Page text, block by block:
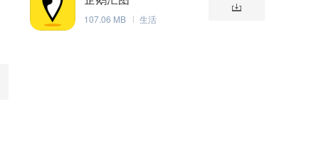
107.06 MB 生活